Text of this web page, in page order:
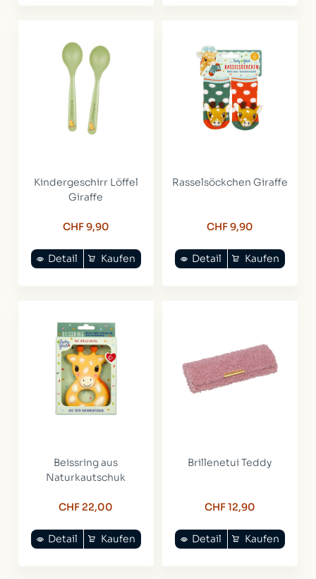
Kindergeschirr Löffel
Giraffe
CHF 9,90
Kaufen
Detail
Rasselsöckchen Giraffe
CHF 9,90
Kaufen
Detail
Beissring aus
Naturkautschuk
CHF 22,00
Kaufen
Detail
Brillenetui Teddy
CHF 12,90
Kaufen
Detail